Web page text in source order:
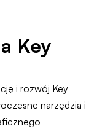
Key
i rozwój Key
narzędzia i